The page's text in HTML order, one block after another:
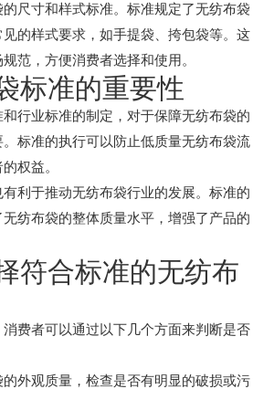
尺寸和样式标准。标准规定了无纺布袋
的样式要求，如手提袋、挎包袋等。这
范，方便消费者选择和使用。
标准的重要性
行业标准的制定，对于保障无纺布袋的
标准的执行可以防止低质量无纺布袋流
权益。
利于推动无纺布袋行业的发展。标准的
纺布袋的整体质量水平，增强了产品的
符合标准的无纺布
费者可以通过以下几个方面来判断是否
外观质量，检查是否有明显的破损或污